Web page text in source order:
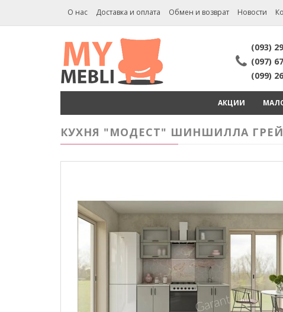
О нас Доставка и оплата Обмен и возврат Новости
(093)
(097)
(099)
АКЦИИ
КУХНЯ "МОДЕСТ" ШИНШИЛЛА ГРЕЙ